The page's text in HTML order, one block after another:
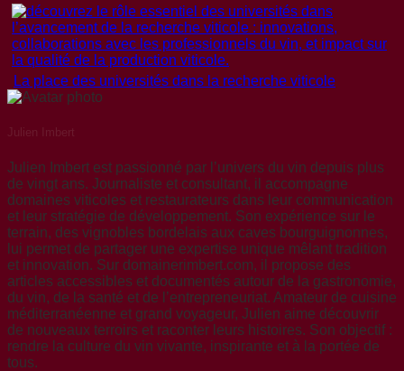
La place des universités dans la recherche viticole
Julien Imbert
Julien Imbert est passionné par l’univers du vin depuis plus
de vingt ans. Journaliste et consultant, il accompagne
domaines viticoles et restaurateurs dans leur communication
et leur stratégie de développement. Son expérience sur le
terrain, des vignobles bordelais aux caves bourguignonnes,
lui permet de partager une expertise unique mêlant tradition
et innovation. Sur domainerimbert.com, il propose des
articles accessibles et documentés autour de la gastronomie,
du vin, de la santé et de l’entrepreneuriat. Amateur de cuisine
méditerranéenne et grand voyageur, Julien aime découvrir
de nouveaux terroirs et raconter leurs histoires. Son objectif :
rendre la culture du vin vivante, inspirante et à la portée de
tous.